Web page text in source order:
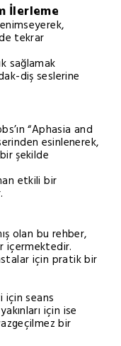
İlerleme
tekrar
sağlamak
diş seslerine
“Aphasia and
esinlenerek,
şekilde
etkili bir
olan bu rehber,
içermektedir.
için pratik bir
seans
için ise
bir